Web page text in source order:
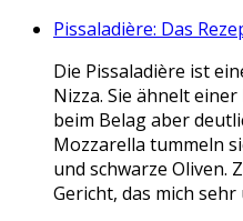
Pissaladière: Das
Die Pissaladière ist
Nizza. Sie ähnelt
beim Belag aber
Mozzarella tummeln
und schwarze Oliven.
Gericht, das mich